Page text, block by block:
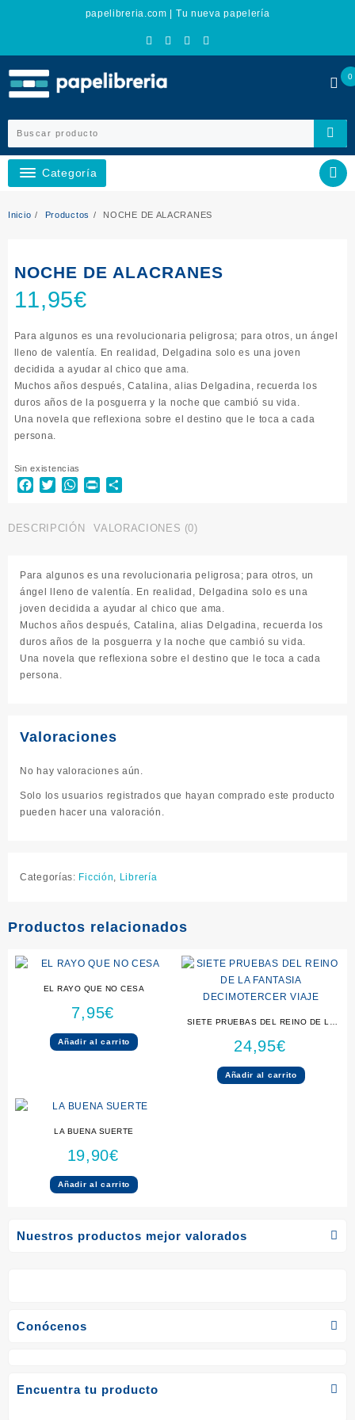
papelibreria.com | Tu nueva papelería
0
Categoría
Nuestros productos mejor valorados
Inicio Productos NOCHE DE ALACRANES
NOCHE DE ALACRANES
11,95€
Para algunos es una revolucionaria peligrosa; para otros, un ángel
lleno de valentía. En realidad, Delgadina solo es una joven
decidida a ayudar al chico que ama.
Muchos años después, Catalina, alias Delgadina, recuerda los
duros años de la posguerra y la noche que cambió su vida.
Una novela que reflexiona sobre el destino que le toca a cada
persona.
Sin existencias
Facebook
TwitterWhatsApp
Print
DESCRIPCIÓN VALORACIONES (0)
Para algunos es una revolucionaria peligrosa; para otros, un
ángel lleno de valentía. En realidad, Delgadina solo es una
joven decidida a ayudar al chico que ama.
Muchos años después, Catalina, alias Delgadina, recuerda los
duros años de la posguerra y la noche que cambió su vida.
Una novela que reflexiona sobre el destino que le toca a cada
persona.
Valoraciones
No hay valoraciones aún.
Solo los usuarios registrados que hayan comprado este producto
pueden hacer una valoración.
Categorías: Ficción Librería
Productos relacionados
EL RAYO QUE NO CESA
7,95€
Añadir al carrito
SIETE PRUEBAS DEL REINO DE LA
FANTASIA DECIMOTERCER VIAJE
24,95€
Añadir al carrito
LA BUENA SUERTE
19,90€
Añadir al carrito
Conócenos
Encuentra tu producto